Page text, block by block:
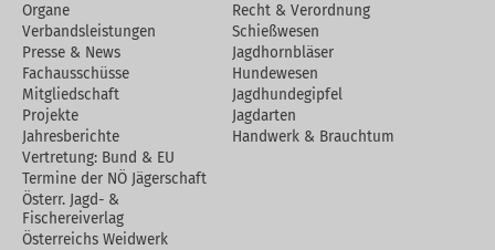
Organe
Verbandsleistungen
Presse & News
Fachausschüsse
Mitgliedschaft
Projekte
Jahresberichte
Vertretung: Bund & EU
Termine der NÖ Jägerschaft
Österr. Jagd- &
Fischereiverlag
Österreichs Weidwerk
Recht & Verordnung
Schießwesen
Jagdhornbläser
Hundewesen
Jagdhundegipfel
Jagdarten
Handwerk & Brauchtum